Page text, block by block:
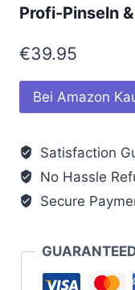
Profi-Pinseln
€39.95
Bei Amazon
Satisfaction
No Hassle
Secure